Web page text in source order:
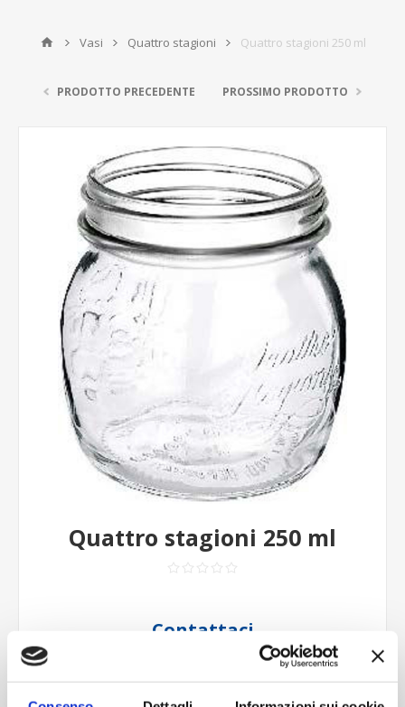
Vasi Quattro stagioni Quattro stagioni 250 ml
PRODOTTO PRECEDENTE PROSSIMO PRODOTTO
Quattro stagioni 250 ml
Contattaci
Imboccatura:Caps.H.Canning
Capacità (ml):250